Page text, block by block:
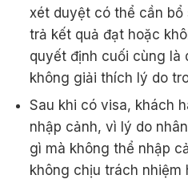
xét duyệt có thể cần
trả kết quả đạt hoặc
quyết định cuối cùng là
không giải thích lý do
Sau khi có visa, khách
nhập cảnh, vì lý do
gì mà không thể nhập
không chịu trách nhiệm